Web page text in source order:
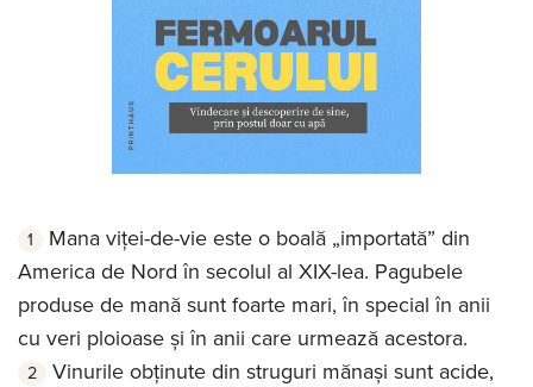
Mana viței-de-vie este o boală „importată” din
America de Nord în secolul al XIX-lea. Pagubele
produse de mană sunt foarte mari, în special în anii
cu veri ploioase și în anii care urmează acestora.
Vinurile obținute din struguri mănași sunt acide,